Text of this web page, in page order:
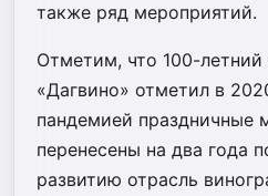
также ряд мероприятий.
Отметим, что 100-
«Дагвино» отметил в
пандемией праздничные
перенесены на два года
развитию отрасль